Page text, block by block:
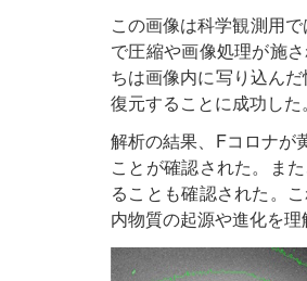
この画像は科学観測用
で圧縮や画像処理が施
ちは画像内に写り込ん
復元することに成功した。
解析の結果、Fコロナが
ことが確認された。ま
ることも確認された。
内物質の起源や進化を理